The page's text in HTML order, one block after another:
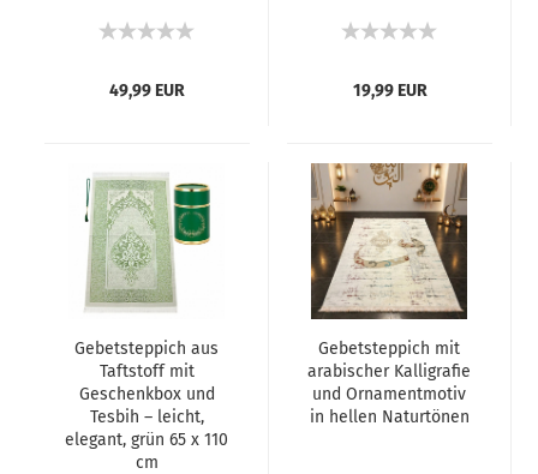
49,99 EUR 19,99 EUR
Gebetsteppich aus
Taftstoff mit
Geschenkbox und
Tesbih – leicht,
elegant, grün 65 x 110
cm
Gebetsteppich mit
arabischer Kalligrafie
und Ornamentmotiv
in hellen Naturtönen